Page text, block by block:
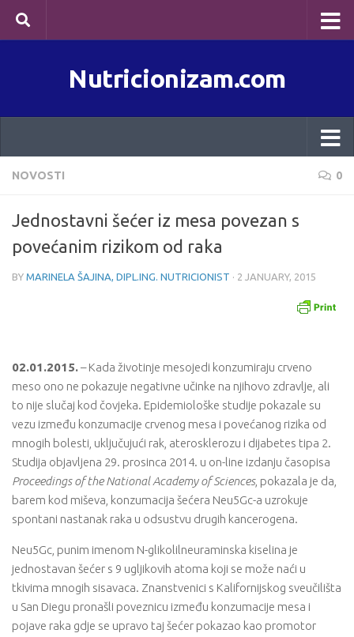
Skip to content
Nutricionizam.com
NOVOSTI 0
Jednostavni šećer iz mesa povezan s
povećanim rizikom od raka
BY MARINELA ŠAJINA, DIPL.ING. NUTRICIONIST · 2 JANUARY, 2015
02.01.2015.– Kada životinje mesojedi konzumiraju crveno
meso ono ne pokazuje negativne učinke na njihovo zdravlje, ali
to nije slučaj kod čovjeka. Epidemiološke studije pokazale su
vezu između konzumacije crvenog mesa i povećanog rizika od
mnogih bolesti, uključujući rak, aterosklerozu i dijabetes tipa 2.
Studija objavljena 29. prosinca 2014. u on-line izdanju časopisa
Proceedings of the National Academy of Sciences, pokazala je da,
barem kod miševa, konzumacija šećera Neu5Gc-a uzrokuje
spontani nastanak raka u odsustvu drugih kancerogena.
Neu5Gc, punim imenom N-glikolilneuraminska kiselina je
jednostavan šećer s 9 ugljikovih atoma koji se može naći u
tkivima mnogih sisavaca. Znanstvenici s Kalifornijskog sveučilišta
u San Diegu pronašli poveznicu između konzumacije mesa i
pojave raka gdje se upravo taj šećer pokazao kao promotor